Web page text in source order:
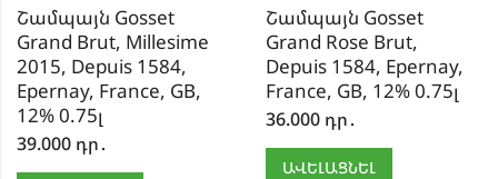
Շամպայն Gosset
Grand Brut, Millesime
2015, Depuis 1584,
Epernay, France, GB,
12% 0.75լ
39.000 դր․
Շամպայն Gosset
Grand Rose Brut,
Depuis 1584, Epernay,
France, GB, 12% 0.75լ
36.000 դր․
ԱՎԵԼԱՑՆԵԼ